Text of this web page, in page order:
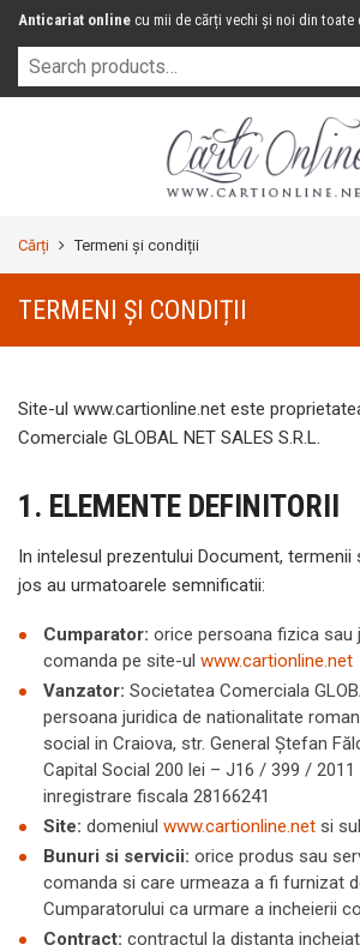
Anticariat online cu mii de cărți vechi și noi din toate
Cărți Termeni și condiții
TERMENI ȘI CONDIȚII
Site-ul www.cartionline.net este
Comerciale GLOBAL NET SALES S.R.L.
1. ELEMENTE DEFINITORII
In intelesul prezentului Document, termenii
jos au urmatoarele semnificatii:
Cumparator: orice persoana fizica sau
comanda pe site-ul www.cartionline.net
Vanzator: Societatea Comerciala
persoana juridica de nationalitate
social in Craiova, str. General Ștefan
Capital Social 200 lei – J16 / 399 /
inregistrare fiscala 28166241
Site: domeniul www.cartionline.net si
Bunuri si servicii: orice produs sau
comanda si care urmeaza a fi furnizat
Cumparatorului ca urmare a incheierii
Contract: contractul la distanta